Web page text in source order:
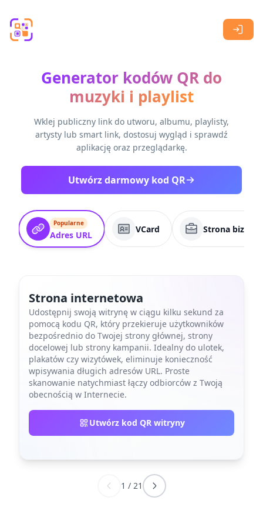
Generator kodów QR do
muzyki i playlist
Wklej publiczny link do utworu, albumu, playlisty,
artysty lub smart link, dostosuj wygląd i sprawdź
aplikację oraz przeglądarkę.
Utwórz darmowy kod QR
Popularne
Adres URL
VCard Strona
Strona internetowa
Udostępnij swoją witrynę w ciągu kilku sekund za
pomocą kodu QR, który przekieruje użytkowników
bezpośrednio do Twojej strony głównej, strony
docelowej lub strony kampanii. Idealny do ulotek,
plakatów czy wizytówek, eliminuje konieczność
wpisywania długich adresów URL. Proste
skanowanie natychmiast łączy odbiorców z Twoją
obecnością w Internecie.
Utwórz kod QR witryny
1 / 21